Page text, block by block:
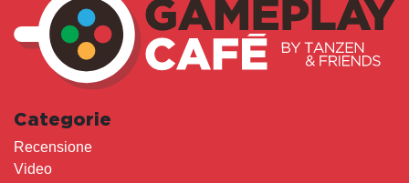
Categorie
Recensione
Video